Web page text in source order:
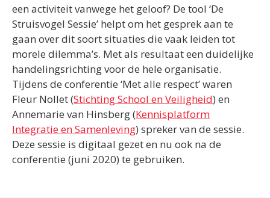
een activiteit vanwege het geloof? De tool ‘De
Struisvogel Sessie’ helpt om het gesprek aan te
gaan over dit soort situaties die vaak leiden tot
morele dilemma’s. Met als resultaat een duidelijke
handelingsrichting voor de hele organisatie.
Tijdens de conferentie ‘Met alle respect’ waren
Fleur Nollet (Stichting School en Veiligheid) en
Annemarie van Hinsberg (Kennisplatform
Integratie en Samenleving) spreker van de sessie.
Deze sessie is digitaal gezet en nu ook na de
conferentie (juni 2020) te gebruiken.